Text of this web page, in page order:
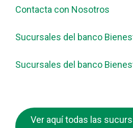
Contacta con Nosotros
Sucursales del banco
Sucursales del banco
Ver aquí todas las